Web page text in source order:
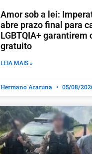
Amor sob a lei:
abre prazo final para
LGBTQIA+ garantirem
gratuito
LEIA MAIS »
Hermano Araruna 05/08/